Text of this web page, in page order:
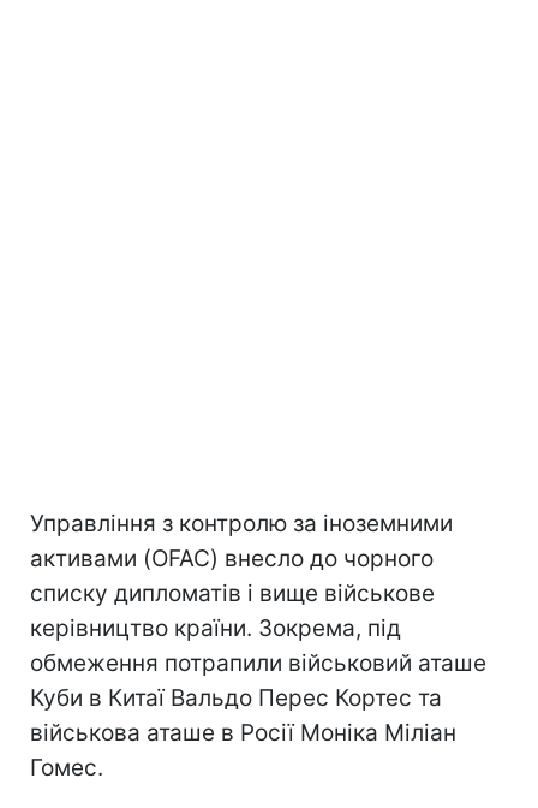
Управління з контролю за іноземними
активами (OFAC) внесло до чорного
списку дипломатів і вище військове
керівництво країни. Зокрема, під
обмеження потрапили військовий аташе
Куби в Китаї Вальдо Перес Кортес та
військова аташе в Росії Моніка Міліан
Гомес.